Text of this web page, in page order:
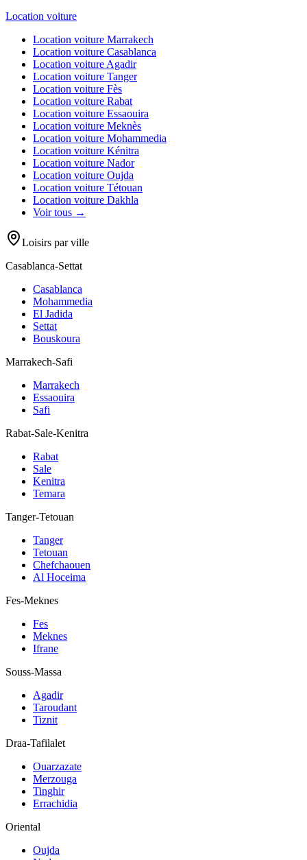
Location voiture
Location voiture Marrakech
Location voiture Casablanca
Location voiture Agadir
Location voiture Tanger
Location voiture Fès
Location voiture Rabat
Location voiture Essaouira
Location voiture Meknès
Location voiture Mohammedia
Location voiture Kénitra
Location voiture Nador
Location voiture Oujda
Location voiture Tétouan
Location voiture Dakhla
Voir tous →
Loisirs par ville
Casablanca-Settat
Casablanca
Mohammedia
El Jadida
Settat
Bouskoura
Marrakech-Safi
Marrakech
Essaouira
Safi
Rabat-Sale-Kenitra
Rabat
Sale
Kenitra
Temara
Tanger-Tetouan
Tanger
Tetouan
Chefchaouen
Al Hoceima
Fes-Meknes
Fes
Meknes
Ifrane
Souss-Massa
Agadir
Taroudant
Tiznit
Draa-Tafilalet
Ouarzazate
Merzouga
Tinghir
Errachidia
Oriental
Oujda